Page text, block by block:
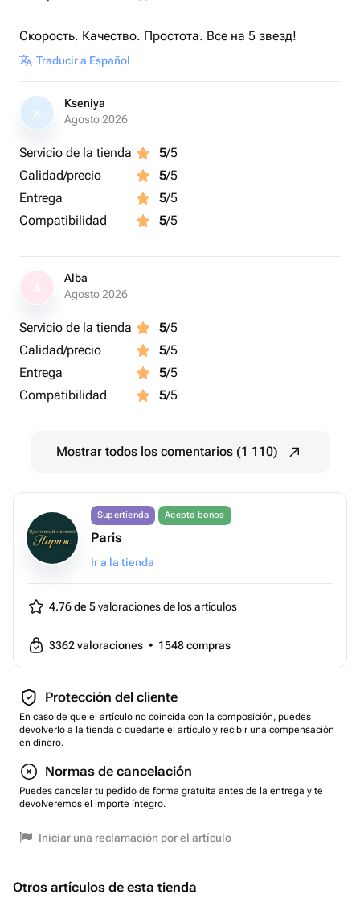
Скорость. Качество. Простота. Все на 5 звезд!
Traducir a Español
K
Kseniya
Agosto 2026
Servicio de la tienda 5/5
Calidad/precio
5/5
Entrega
5/5
Compatibilidad
5/5
Alba
Agosto 2026
Servicio de la tienda 5/5
Calidad/precio
5/5
Entrega
5/5
Compatibilidad
5/5
Mostrar todos los comentarios (1 110)
Supertienda Acepta bonos
Paris
Ir a la tienda
4.76 de 5valoraciones de los artículos
3362valoraciones • 1548compras
Protección del cliente
En caso de que el artículo no coincida con la composición, puedes
devolverlo a la tienda o quedarte el artículo y recibir una compensación
en dinero.
Normas de cancelación
Puedes cancelar tu pedido de forma gratuita antes de la entrega y te
devolveremos el importe íntegro.
Iniciar una reclamación por el artículo
Otros artículos de esta tienda